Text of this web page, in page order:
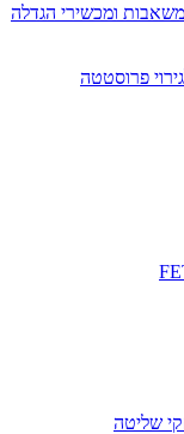
ומכשירי הגדלה
פרוסטטה
שליטה